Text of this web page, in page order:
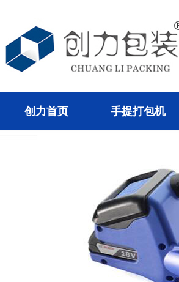
创力首页 手提打包机